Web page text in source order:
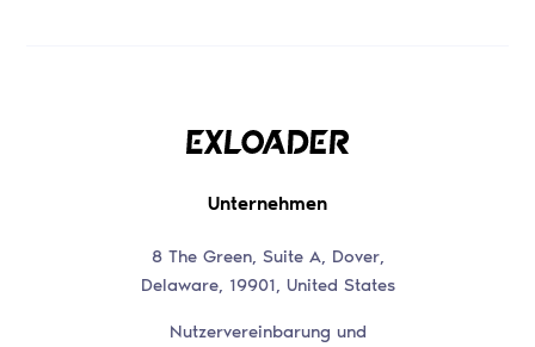
Unternehmen
8 The Green, Suite A, Dover,
Delaware, 19901, United States
Nutzervereinbarung und